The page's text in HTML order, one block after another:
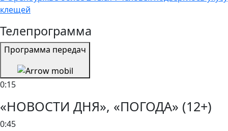
клещей
Телепрограмма
Программа передач
0:15
«НОВОСТИ ДНЯ», «ПОГОДА» (12+)
0:45